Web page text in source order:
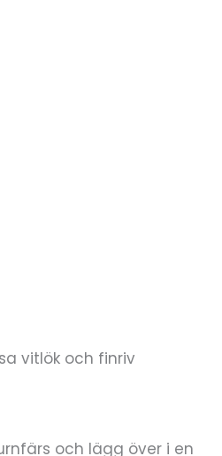
vitlök och finriv
och lägg över i en